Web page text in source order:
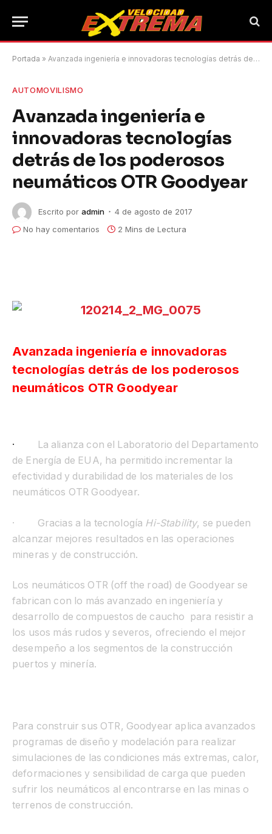
Portada » Avanzada ingeniería e innovadoras tecnologías detrás de los poderosos neumáticos OTR Goodyear
AUTOMOVILISMO
Avanzada ingeniería e
innovadoras tecnologías
detrás de los poderosos
neumáticos OTR Goodyear
Escrito por admin
4 de agosto de 2017
No hay comentarios
2 Mins de Lectura
Avanzada ingeniería e innovadoras
tecnologías detrás de los poderosos
neumáticos OTR Goodyear
·
La alianza con el Laboratorio del Departamento
de Energía de EUA, ha permitido incrementar la
efectividad y durabilidad de los materiales de los
neumáticos OTR Goodyear.
· Gracias a la tecnología Hi-Stability, se pueden
alcanzar mejores resultados en las operaciones
mineras y de construcción.
Los neumáticos OTR (off the road) de Goodyear se
fabrican con lo más avanzado en ingeniería y
desarrollo de compuestos de caucho para resistir a
los usos más rudos y severos, ofreciendo el mejor
desempeño a los segmentos de la construcción
puertos y minería.
Para construir sus OTR, Goodyear aplica avanzados
programas de diseño y modelación para realizar
simulaciones de las condiciones más extremas, calor,
deformaciones y sensibilidad de carga que pueden
sufrir los neumáticos al encontrarse en las minas o
terrenos de construcción.